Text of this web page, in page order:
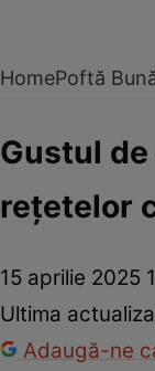
HomePoftă
Gustul
rețetelor
15 aprilie 2025
Ultima
Adaugă-ne